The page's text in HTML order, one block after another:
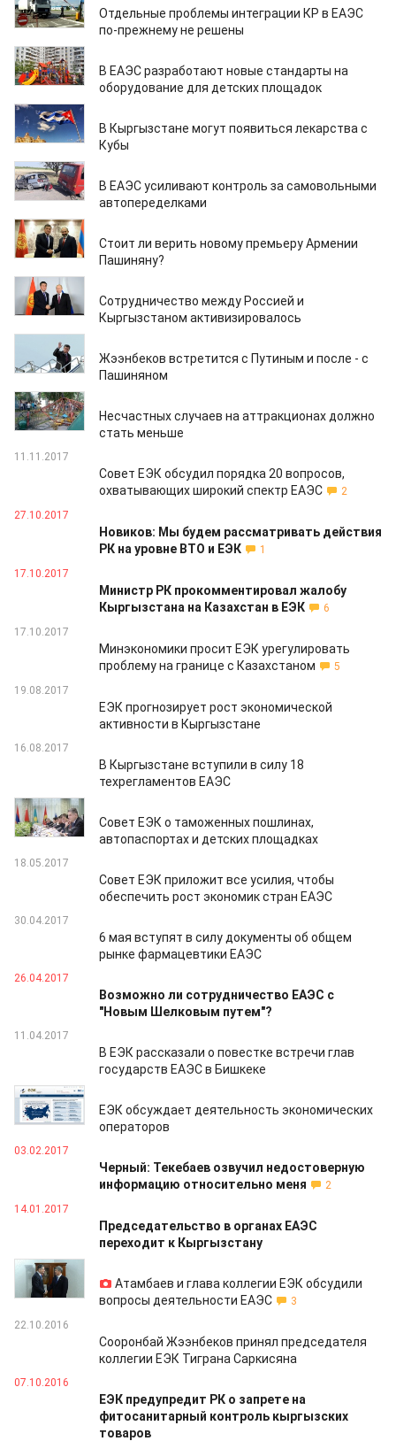
Отдельные проблемы интеграции КР в ЕАЭС
по-прежнему не решены
17.10.2018
В ЕАЭС разработают новые стандарты на
оборудование для детских площадок
01.10.2018
В Кыргызстане могут появиться лекарства с
Кубы
02.08.2018
В ЕАЭС усиливают контроль за самовольными
автопеределками
14.05.2018
Стоит ли верить новому премьеру Армении
Пашиняну?
14.05.2018
Сотрудничество между Россией и
Кыргызстаном активизировалось
14.05.2018
Жээнбеков встретится с Путиным и после - с
Пашиняном
17.04.2018
Несчастных случаев на аттракционах должно
стать меньше
11.11.2017
Совет ЕЭК обсудил порядка 20 вопросов,
охватывающих широкий спектр ЕАЭС
2
27.10.2017
Новиков: Мы будем рассматривать действия
РК на уровне ВТО и ЕЭК
1
17.10.2017
Министр РК прокомментировал жалобу
Кыргызстана на Казахстан в ЕЭК
6
17.10.2017
Минэкономики просит ЕЭК урегулировать
проблему на границе с Казахстаном
5
19.08.2017
ЕЭК прогнозирует рост экономической
активности в Кыргызстане
16.08.2017
В Кыргызстане вступили в силу 18
техрегламентов ЕАЭС
20.05.2017
Совет ЕЭК о таможенных пошлинах,
автопаспортах и детских площадках
18.05.2017
Совет ЕЭК приложит все усилия, чтобы
обеспечить рост экономик стран ЕАЭС
30.04.2017
6 мая вступят в силу документы об общем
рынке фармацевтики ЕАЭС
26.04.2017
Возможно ли сотрудничество ЕАЭС с
"Новым Шелковым путем"?
11.04.2017
В ЕЭК рассказали о повестке встречи глав
государств ЕАЭС в Бишкеке
18.02.2017
ЕЭК обсуждает деятельность экономических
операторов
03.02.2017
Черный: Текебаев озвучил недостоверную
информацию относительно меня
2
14.01.2017
Председательство в органах ЕАЭС
переходит к Кыргызстану
15.12.2016
Атамбаев и глава коллегии ЕЭК обсудили
вопросы деятельности ЕАЭС
3
22.10.2016
Сооронбай Жээнбеков принял председателя
коллегии ЕЭК Тиграна Саркисяна
07.10.2016
ЕЭК предупредит РК о запрете на
фитосанитарный контроль кыргызских
товаров